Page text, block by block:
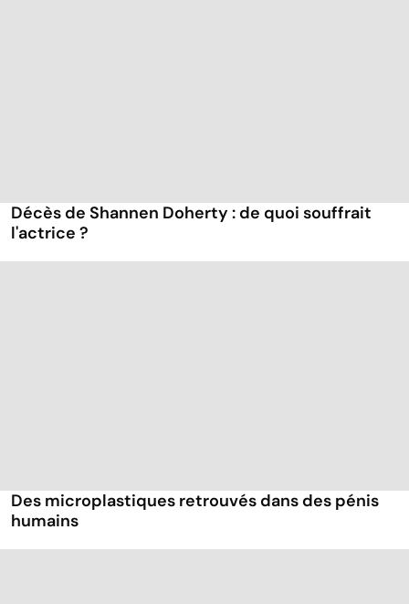
Décès de Shannen Doherty : de quoi souffrait
l'actrice ?
Des microplastiques retrouvés dans des pénis
humains